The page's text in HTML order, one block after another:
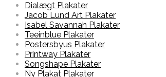
Dialægt Plakater
Jacob Lund Art Plakater
Isabel Savannah Plakater
Teeinblue Plakater
Postersbyus Plakater
Printway Plakater
Songshape Plakater
Ny Plakat Plakater